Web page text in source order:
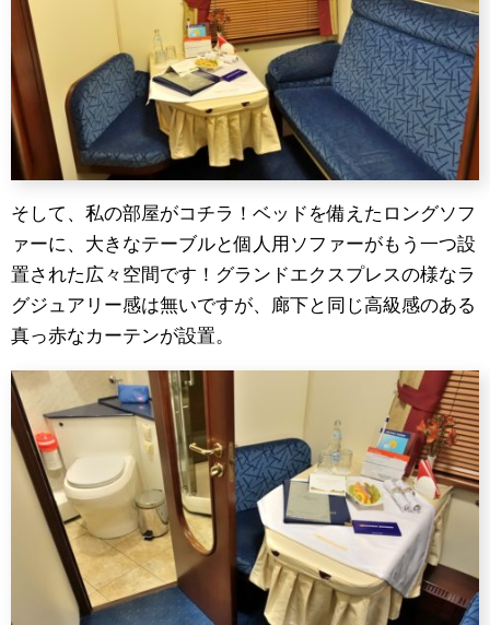
そして、私の部屋がコチラ！ベッドを備えたロングソフ
ァーに、大きなテーブルと個人用ソファーがもう一つ設
置された広々空間です！グランドエクスプレスの様なラ
グジュアリー感は無いですが、廊下と同じ高級感のある
真っ赤なカーテンが設置。